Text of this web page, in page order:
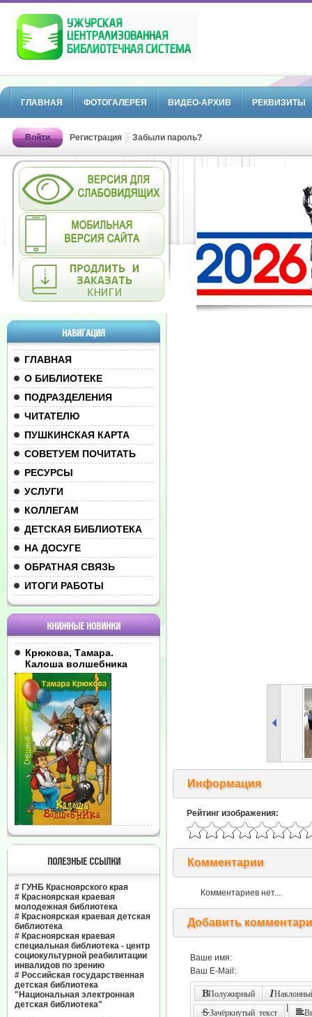
ГЛАВНАЯ ФОТОГАЛЕРЕЯ ВИДЕО-АРХИВ РЕКВИЗИТЫ
Войти Регистрация Забыли пароль?
НАВИГАЦИЯ
ГЛАВНАЯ
О БИБЛИОТЕКЕ
ПОДРАЗДЕЛЕНИЯ
ЧИТАТЕЛЮ
ПУШКИНСКАЯ КАРТА
СОВЕТУЕМ ПОЧИТАТЬ
РЕСУРСЫ
УСЛУГИ
КОЛЛЕГАМ
ДЕТСКАЯ БИБЛИОТЕКА
НА ДОСУГЕ
ОБРАТНАЯ СВЯЗЬ
ИТОГИ РАБОТЫ
КНИЖНЫЕ НОВИНКИ
Крюкова, Тамара.
Калоша волшебника
ПОЛЕЗНЫЕ ССЫЛКИ
# ГУНБ Красноярского края
# Красноярская краевая
молодежная библиотека
# Красноярская краевая детская
библиотека
# Красноярская краевая
специальная библиотека - центр
социокультурной реабилитации
инвалидов по зрению
# Российская государственная
детская библиотека
"Национальная электронная
детская библиотека"
Информация
Рейтинг изображения:
Комментарии
Комментариев нет...
Добавить
Ваше имя:
Ваш E-Mail:
Полужирный
Зачёркнутый текст